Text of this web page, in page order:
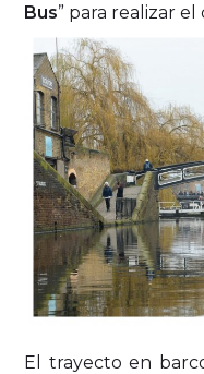
Bus” para realizar
El trayecto en